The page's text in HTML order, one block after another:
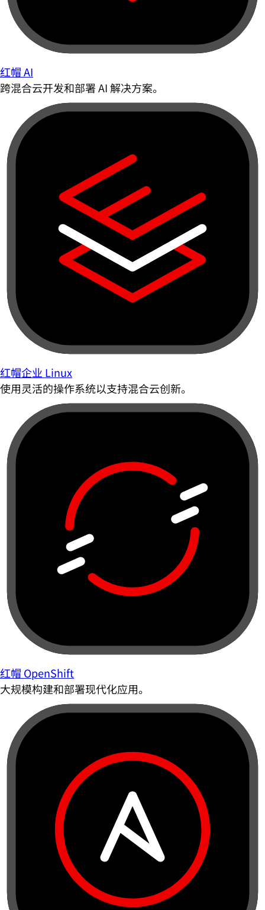
红帽 AI
跨混合云开发和部署 AI 解决方案。
红帽企业 Linux
使用灵活的操作系统以支持混合云创新。
红帽 OpenShift
大规模构建和部署现代化应用。